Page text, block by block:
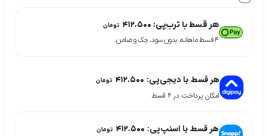
هر قسط با ترب‌پی: ۴۱۲.۵۰۰ تومان
۴ قسط ماهانه. بدون سود، چک و ضامن.
هر قسط با دیجی‌پی: ۴۱۲.۵۰۰ تومان
امکان پرداخت در 4 قسط
هر قسط با اسنپ‌پی: ۴۱۲.۵۰۰ تومان